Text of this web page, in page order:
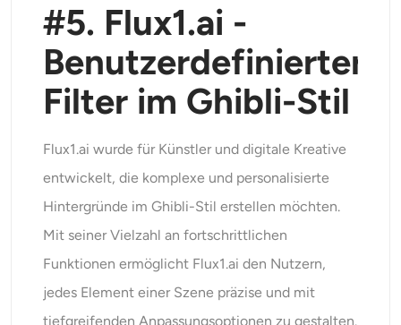
#5. Flux1.ai -
Benutzerdefinierter
Filter im Ghibli-Stil
Flux1.ai wurde für Künstler und digitale Kreative
entwickelt, die komplexe und personalisierte
Hintergründe im Ghibli-Stil erstellen möchten.
Mit seiner Vielzahl an fortschrittlichen
Funktionen ermöglicht Flux1.ai den Nutzern,
jedes Element einer Szene präzise und mit
tiefgreifenden Anpassungsoptionen zu gestalten.